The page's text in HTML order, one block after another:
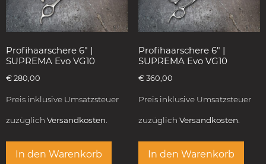
Profihaarschere 6″ |
SUPREMA Evo VG10
€ 280,00
Preis inklusive Umsatzsteuer
zuzüglich Versandkosten.
In den Warenkorb
Profihaarschere 6″ |
SUPREMA Evo VG10
€360,00
Preis inklusive Umsatzsteuer
zuzüglich Versandkosten.
In den Warenkorb